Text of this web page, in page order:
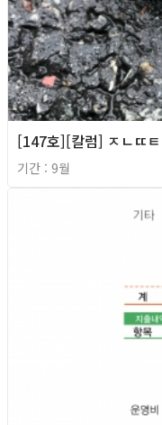
[147호][칼럼] ㅈㄴㄸ
기간 : 9월